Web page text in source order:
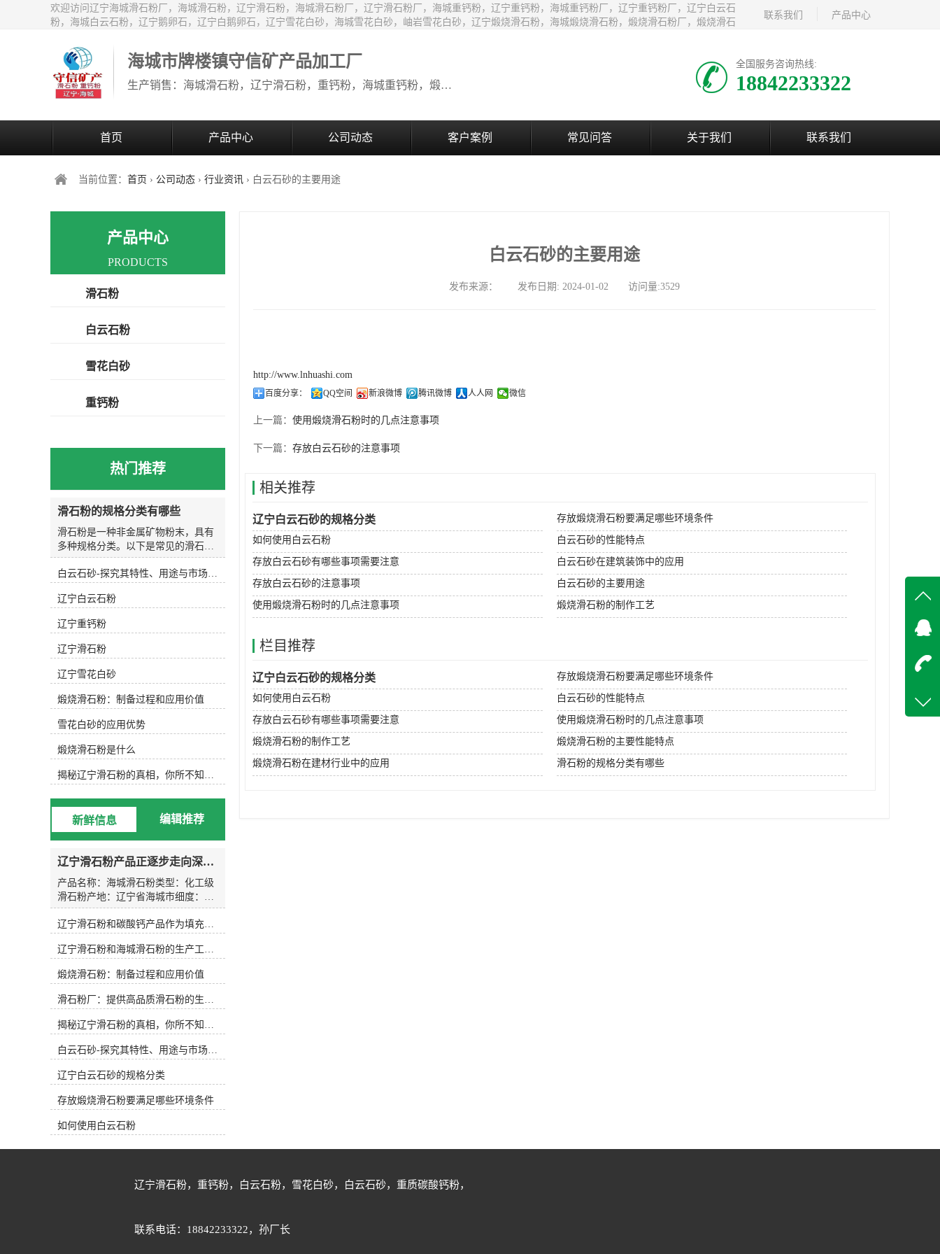
欢迎访问辽宁海城滑石粉厂，海城滑石粉，辽宁滑石粉，海城滑石粉厂，辽宁滑石粉厂，海城重钙粉，辽宁重钙粉，海城重钙粉厂，辽宁重钙粉厂，辽宁白云石
粉，海城白云石粉，辽宁鹅卵石，辽宁白鹅卵石，辽宁雪花白砂，海城雪花白砂，岫岩雪花白砂，辽宁煅烧滑石粉，海城煅烧滑石粉，煅烧滑石粉厂，煅烧滑石
联系我们 产品中心
海城市牌楼镇守信矿产品加工厂
生产销售：海城滑石粉，辽宁滑石粉，重钙粉，海城重钙粉，煅烧滑石颗粒等系列产品
全国服务咨询热线:
18842233322
首页 产品中心 公司动态 客户案例 常见问答 关于我们 联系我们
当前位置： 首页 › 公司动态 › 行业资讯 › 白云石砂的主要用途
白云石砂的主要用途
发布来源： 发布日期: 2024-01-02 访问量:3529
http://www.lnhuashi.com
百度分享： QQ空间 新浪微博 腾讯微博 人人网 微信
上一篇： 使用煅烧滑石粉时的几点注意事项
下一篇： 存放白云石砂的注意事项
相关推荐
辽宁白云石砂的规格分类 存放煅烧滑石粉要满足哪些环境条件
如何使用白云石粉 白云石砂的性能特点
存放白云石砂有哪些事项需要注意 白云石砂在建筑装饰中的应用
存放白云石砂的注意事项 白云石砂的主要用途
使用煅烧滑石粉时的几点注意事项 煅烧滑石粉的制作工艺
栏目推荐
辽宁白云石砂的规格分类 存放煅烧滑石粉要满足哪些环境条件
如何使用白云石粉 白云石砂的性能特点
存放白云石砂有哪些事项需要注意 使用煅烧滑石粉时的几点注意事项
煅烧滑石粉的制作工艺 煅烧滑石粉的主要性能特点
煅烧滑石粉在建材行业中的应用 滑石粉的规格分类有哪些
产品中心
PRODUCTS
滑石粉
白云石粉
雪花白砂
重钙粉
热门推荐
滑石粉的规格分类有哪些
滑石粉是一种非金属矿物粉末，具有
多种规格分类。以下是常见的滑石粉
规格分类：按颗粒大小分类： 滑石粉
的颗粒大小可以根据需要进行分类，
目、1250目等，其中325目的滑石粉
颗粒较大，1250目的滑石粉颗粒较
细。按品质分类： 滑石粉按品质可分
为工业级、食品级、医药级和化妆品
级等，不同等级的滑石粉适用于不同
的领域和需求。按用途分类： 滑石粉
可以根据使用领域进行分类，如陶瓷
用滑石粉、塑料用滑石粉、涂料用滑
生产工艺不同，可分为熟化滑石粉、
煅烧滑石粉等。按成分分类： 滑石粉
的成分不同，可分为天然滑石粉和合
成滑石粉等。 综上所述，滑石粉的规
格分类有多种，不同的规格和等级的
滑石粉可以满足不同领域和需求的使
用要求。 厂家：辽宁省海城市守信矿
产品加工厂产品名称：325目-3000目,
类型：滑石粉，海城滑石粉，辽宁滑
石粉，煅烧滑石粉，产地：辽宁省海
城市,二氧化硅含量：20-60%,白度：
80%-95%,氧化镁含量：30%,允许误
差：1kg,包装规格：25公斤塑料编织
袋，25公斤白色纸袋。符合标准：企
业标准,氧化钙：0.5%,三氧化二铁：
0.4%,CAS:14807-96-6海城市牌楼镇守
辽宁省海城市，我厂是以经营滑石粉
和重钙粉系列产品为主，生产并销
售：滑石粉，重钙粉，白云石粉，方
解石粉，雪花白砂、白云石砂等系列
产品。我厂坐落在辽宁省海城市牌楼
镇工业区，距沈大高速公路入口仅五
汽运和海运等物流运输十分便利。 辽
里储藏有白度高、纯度高、品质优的
滑石和白云石以及方解石等非金属矿
产品系列矿石原矿。系列矿石经雷蒙
磨粉机加工进行细度分级以后可以生
粉机高转数加工分级以后可以生产
和纯度高的矿石经制砂机可以生产出
白云石砂-探究其特性、用途与市场前景
辽宁白云石粉
辽宁重钙粉
辽宁滑石粉
辽宁雪花白砂
煅烧滑石粉：制备过程和应用价值
雪花白砂的应用优势
煅烧滑石粉是什么
揭秘辽宁滑石粉的真相，你所不知道的事实！
新鲜信息 编辑推荐
辽宁滑石粉产品正逐步走向深加工市场，提升产品的附加值用来供应不同用途的客户需求。
产品名称：海城滑石粉类型：化工级
滑石粉产地：辽宁省海城市细度：
200目-3000目二氧化硅含量：20-60%
白度：80-96氧化镁含量：30%允许误
公斤，25公斤细度：800目氧化钙：
0.5%三氧化二铁：0.2%三氧化二铝：
0.3%水分：0.4%海城市牌楼镇守信矿
产品加工厂是以经营滑石粉、白云石
粉和重钙粉系列产品为主，生产并销
售：滑石粉，重钙粉，白云石粉，方
解石粉，雪花白砂、白云石砂等系列
产品。我厂坐落在辽宁省海城市牌楼
里左右，紧邻鲅鱼圈港和大连港，汽
运和海运等物流运输非常便利。辽宁
海城有着滑石之乡的美称，这里储藏
有白度高、纯度高、品质优的滑石和
白云石以及方解石等非金属矿产品系
列矿石原矿。系列矿石经雷蒙磨粉机
目-800目的粉体；矿石如果采用目前
市场常用的超细粉碎设备气流磨粉机
石等原矿进行筛选以后采用白度和纯
辽宁滑石粉和碳酸钙产品作为填充料的使用效果和用途有什么区别
辽宁滑石粉和海城滑石粉的生产工艺和用途有什么区别？
煅烧滑石粉：制备过程和应用价值
滑石粉厂：提供高品质滑石粉的生产厂家
揭秘辽宁滑石粉的真相，你所不知道的事实！
白云石砂-探究其特性、用途与市场前景
辽宁白云石砂的规格分类
存放煅烧滑石粉要满足哪些环境条件
如何使用白云石粉
辽宁滑石粉，重钙粉，白云石粉，雪花白砂，白云石砂，重质碳酸钙粉，
联系电话：18842233322，孙厂长